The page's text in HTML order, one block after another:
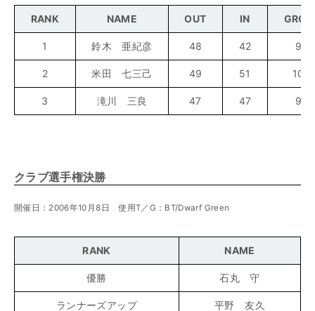
RANK NAME OUT IN
1 鈴木 亜紀彦 48 42 90
2 米田 七三己 49 51 100
3 滝川 三良 47 47 94
クラブ選手権決勝
開催日：2006年10月8日 使用T／G：BT/Dwarf Green
RANK NAME
優勝 石丸 守
ランナーズアップ 平野 友久